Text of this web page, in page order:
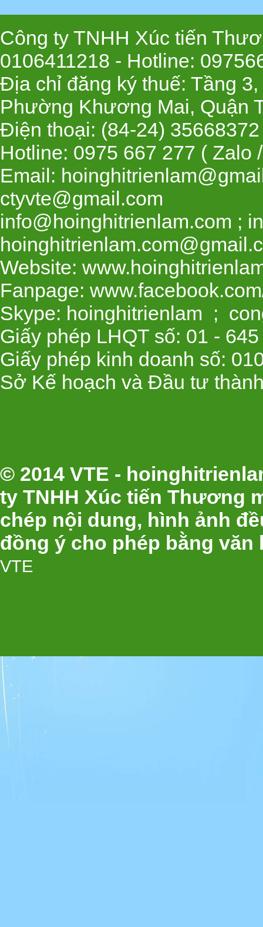
Công ty TNHH Xúc tiến
0106411218 - Hotline:
Địa chỉ đăng ký thuế: Tầng
Phường Khương Mai, Quận
Điện thoại: (84-24)
Hotline: 0975 667 277 ( Zalo
Email:
ctyvte@gmail.com
info@hoinghitrienlam.com ;
Website:
Fanpage:
Skype: hoinghitrienlam ;
Giấy phép LHQT số: 01 - 645
Giấy phép kinh doanh số:
Sở Kế hoạch và Đầu tư
© 2014 VTE -
ty TNHH Xúc tiến Thương
chép nội dung, hình ảnh
đồng ý cho phép bằng văn
VTE